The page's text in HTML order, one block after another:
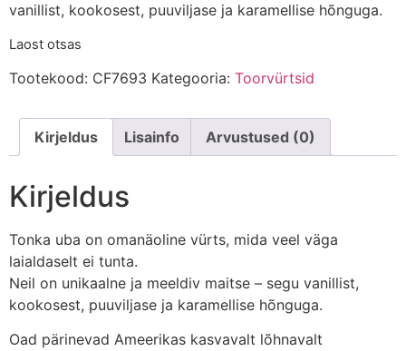
vanillist, kookosest, puuviljase ja karamellise hõnguga.
Laost otsas
Tootekood: CF7693 Kategooria: Toorvürtsid
Kirjeldus Lisainfo Arvustused (0)
Kirjeldus
Tonka uba on omanäoline vürts, mida veel väga
laialdaselt ei tunta.
Neil on unikaalne ja meeldiv maitse – segu vanillist,
kookosest, puuviljase ja karamellise hõnguga.
Oad pärinevad Ameerikas kasvavalt lõhnavalt